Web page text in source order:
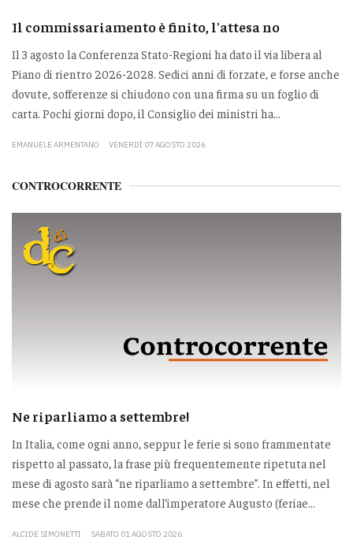
Il commissariamento è finito, l'attesa no
Il 3 agosto la Conferenza Stato-Regioni ha dato il via libera al
Piano di rientro 2026-2028. Sedici anni di forzate, e forse anche
dovute, sofferenze si chiudono con una firma su un foglio di
carta. Pochi giorni dopo, il Consiglio dei ministri ha...
EMANUELE ARMENTANO VENERDÌ 07 AGOSTO 2026
CONTROCORRENTE
Ne riparliamo a settembre!
In Italia, come ogni anno, seppur le ferie si sono frammentate
rispetto al passato, la frase più frequentemente ripetuta nel
mese di agosto sarà “ne riparliamo a settembre”. In effetti, nel
mese che prende il nome dall’imperatore Augusto (feriae...
ALCIDE SIMONETTI SABATO 01 AGOSTO 2026